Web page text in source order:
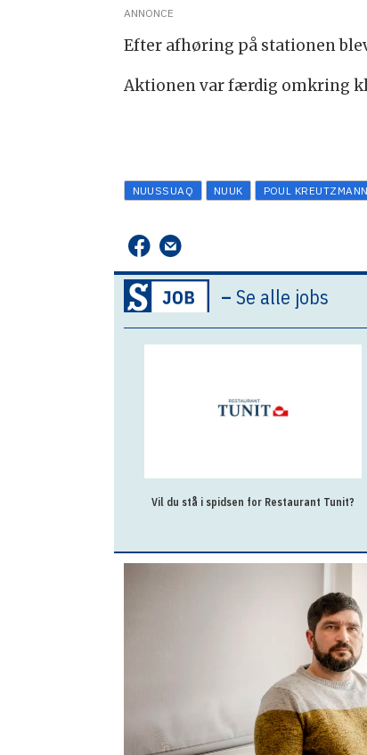
ANNONCE
Efter afhøring på stationen
Aktionen var færdig omkring
NUUSSUAQ NUUK POUL KREUTZMANN
– Se alle jobs
Vil du stå i spidsen for Restaurant Tunit?